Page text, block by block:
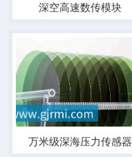
深空高速数传模块
万米级深海压力传感器